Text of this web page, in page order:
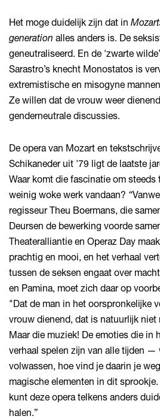
Het moge duidelijk zijn dat in
generation alles anders is. De
geneutraliseerd. En de 'zwarte
Sarastro’s knecht Monostatos is
extremistische en misogyne
Ze willen dat de vrouw weer
genderneutrale discussies.
De opera van Mozart en
Schikaneder uit '79 ligt de laatste
Waar komt die fascinatie om steeds
weinig woke werk vandaan? “
regisseur Theu Boermans, die
Deursen de bewerking voorde
Theateralliantie en Operaz Day
prachtig en mooi, en het verhaal
tussen de seksen engaat over
en Pamina, moet zich daar op
"Dat de man in het oorspronkelijke
vrouw dienend, dat is natuurlijk niet
Maar die muziek! De emoties die in
verhaal spelen zijn van alle tijden —
volwassen, hoe vind je daarin je
magische elementen in dit
kunt deze opera telkens anders
halen.”